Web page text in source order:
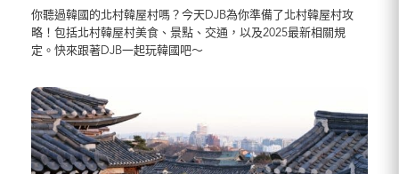
你聽過韓國的北村韓屋村嗎？今天DJB為你準備了北村韓屋村攻
略！包括北村韓屋村美食、景點、交通，以及2025最新相關規
定。快來跟著DJB一起玩韓國吧～